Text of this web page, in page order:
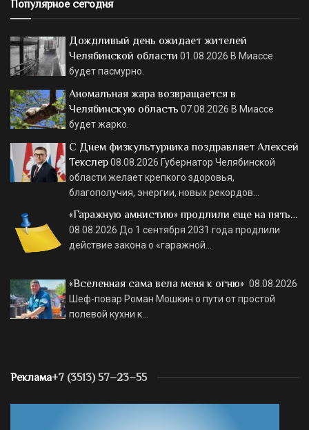
Популярное сегодня
Дождливый день ожидает жителей
Челябинской области 01.08.2026 В Миассе
будет пасмурно.
Аномальная жара возвращается в
Челябинскую область 07.08.2026 В Миассе
будет жарко.
С Днем физкультурника поздравляет Алексей
Текслер08.08.2026 Губернатор Челябинской
области желает крепкого здоровья,
благополучия, энергии, новых рекордов…
«Гаражную амнистию» продлили еще на пять…
08.08.2026 До 1 сентября 2031 года продлили
действие закона о «гаражной…
«Вселенная сама вела меня к огню» 08.08.2026
Шеф-повар Роман Мошкин о пути от простой
полевой кухни к…
Реклама+7 (3513) 57–23–55